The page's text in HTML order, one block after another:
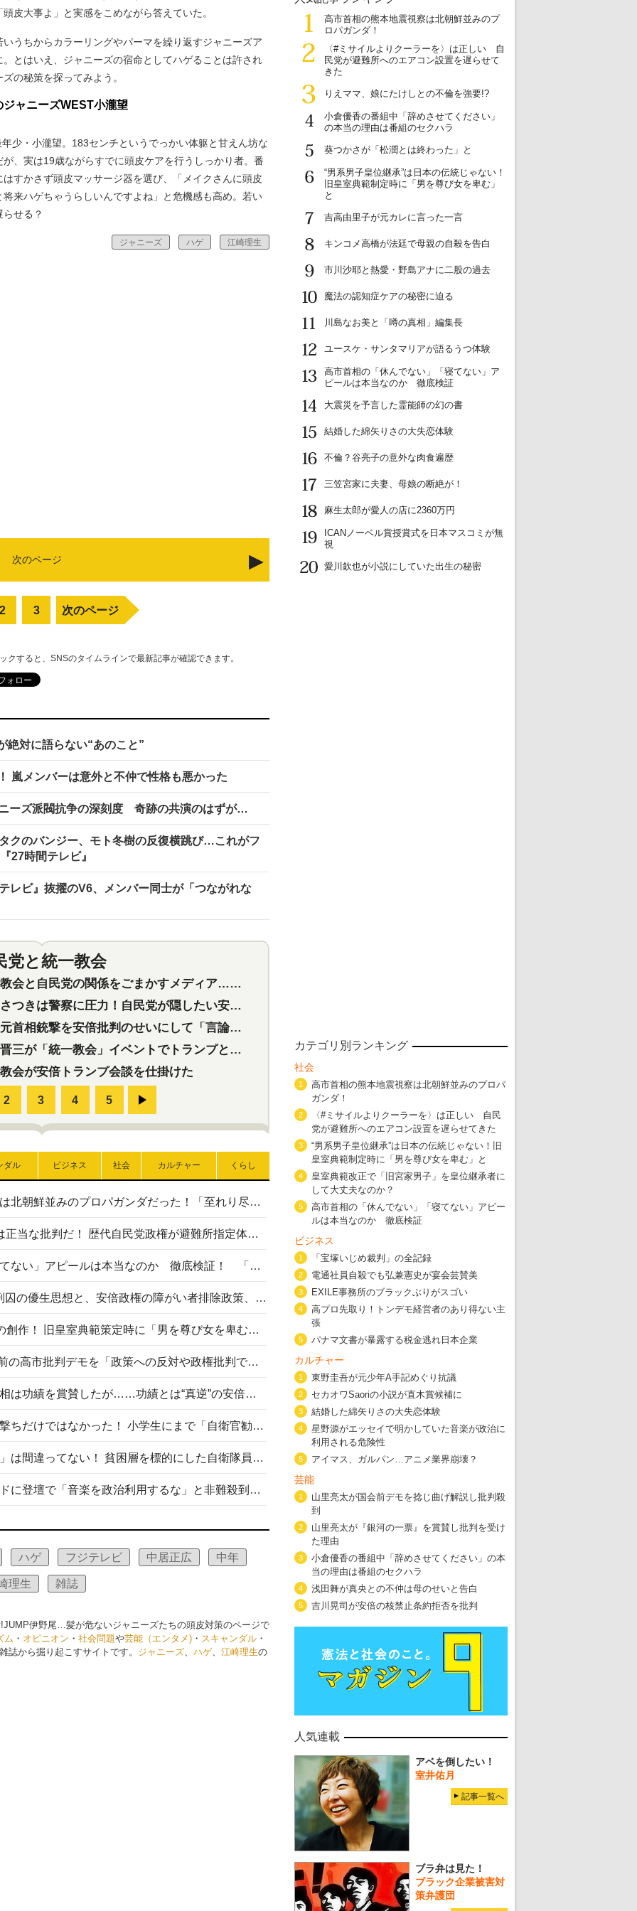
皮大事よ」と実感をこめながら答えていた。
うちからカラーリングやパーマを繰り返すジャニーズア
とはいえ、ジャニーズの宿命としてハゲることは許され
の秘策を探ってみよう。
ャニーズWEST小瀧望
少・小瀧望。183センチというでっかい体躯と甘えん坊な
、実は19歳ながらすでに頭皮ケアを行うしっかり者。番
すかさず頭皮マッサージ器を選び、「メイクさんに頭皮
来ハゲちゃうらしいんですよね」と危機感も高め。若い
せる？
ジャニーズ ハゲ 江崎理生
次のページ
3 次のページ
クすると、SNSのタイムラインで最新記事が確認できます。
対に語らない“あのこと”
嵐メンバーは意外と不仲で性格も悪かった
ーズ派閥抗争の深刻度 奇跡の共演のはずが…
クのバンジー、モト冬樹の反復横跳び…これがフ
27時間テレビ』
レビ』抜擢のV6、メンバー同士が「つながれな
党と統一教会
と自民党の関係をごまかすメディア…民放は有田芳生に発言自粛を要求
きは警察に圧力！自民党が隠したい安倍元首相と統一教会の深い関係
相銃撃を安倍批判のせいにして「言論封殺」に利用する自民党応援団
が「統一教会」イベントでトランプと演説！同性婚や夫婦別姓を攻撃
会が安倍トランプ会談を仕掛けた
・ 五輪関係者が入国当日、築地を散歩！
ダル ビジネス 社会 カルチャー くらし
高市首相の熊本地震避難所視察は北朝鮮並みのプロパガンダだった！「至れり尽くせり」の選ばれた避難所の一方で実態は…
〈#ミサイルよりクーラーを〉は正当な批判だ！ 歴代自民党政権が避難所指定体育館へのエアコン設置を遅らせてきた客観的事実
高市首相の「休んでない」「寝てない」アピールは本当なのか 徹底検証！ 「資料読み込み」「アイロンがけ」も矛盾だらけ…
相模原事件から10年──植松死刑囚の優生思想と、安倍政権の障がい者排除政策、右派勢力の差別主義との関係を改めて問う
“男系男子の皇位継承”は明治期の創作！ 旧皇室典範策定時に「男を尊び女を卑むの慣習、人民の脳髄」とトンデモ論で女性天皇を否定
山里亮太が『DayDay.』で国会前の高市批判デモを「政策への反対や政権批判でない」と捻じ曲げ解説 デモ参加者から批判殺到
安倍晋三元首相の命日で高市首相は功績を賞賛したが……功績とは“真逆”の安倍元首相のトンデモ発言を振り返る
自衛隊リクルートは貧困層狙い撃ちだけではなかった！ 小学生にまで「自衛官勧誘」目的のパンフレット作成
「自衛隊は経済的に厳しい子が」は間違ってない！ 貧困層を標的にした自衛隊員募集、やす子、山上被告も…日本でも進む“経済的徴兵制”
高市首相がミュージックアワードに登壇で「音楽を政治利用するな」と非難殺到！ MAJの国策的本質を批判する声も
ハゲ フジテレビ 中居正広 中年
理生 雑誌
伊野尾…髪が危ないジャニーズたちの頭皮対策のページで
ム ・ オピニオン ・ 社会問題や芸能（エンタメ) ・ スキャンダル ・
誌から掘り起こすサイトです。 ジャニーズ、 ハゲ、 江崎理生の
1
高市首相の熊本地震視察は北朝鮮並みのプ
ロパガンダ！
2
〈#ミサイルよりクーラーを〉は正しい 自
民党が避難所へのエアコン設置を遅らせて
きた
3
りえママ、娘にたけしとの不倫を強要!?
4
小倉優香の番組中「辞めさせてください」
の本当の理由は番組のセクハラ
5
葵つかさが「松潤とは終わった」と
6
“男系男子皇位継承”は日本の伝統じゃない！
旧皇室典範制定時に「男を尊び女を卑む」
と
7
吉高由里子が元カレに言った一言
8
キンコメ高橋が法廷で母親の自殺を告白
9
市川沙耶と熱愛・野島アナに二股の過去
10
魔法の認知症ケアの秘密に迫る
11
川島なお美と「噂の真相」編集長
12
ユースケ・サンタマリアが語るうつ体験
13
高市首相の「休んでない」「寝てない」ア
ピールは本当なのか 徹底検証
14
大震災を予言した霊能師の幻の書
15
結婚した綿矢りさの大失恋体験
16
不倫？谷亮子の意外な肉食遍歴
17
三笠宮家に夫妻、母娘の断絶が！
18
麻生太郎が愛人の店に2360万円
19
ICANノーベル賞授賞式を日本マスコミが無
視
20
愛川欽也が小説にしていた出生の秘密
カテゴリ別ランキング
社会
1
高市首相の熊本地震視察は北朝鮮並みのプロパ
ガンダ！
2
〈#ミサイルよりクーラーを〉は正しい 自民
党が避難所へのエアコン設置を遅らせてきた
3
“男系男子皇位継承”は日本の伝統じゃない！旧
皇室典範制定時に「男を尊び女を卑む」と
4
皇室典範改正で「旧宮家男子」を皇位継承者に
して大丈夫なのか？
5
高市首相の「休んでない」「寝てない」アピー
ルは本当なのか 徹底検証
ビジネス
1 「宝塚いじめ裁判」の全記録
2 電通社員自殺でも弘兼憲史が宴会芸賛美
3 EXILE事務所のブラックぶりがスゴい
4
高プロ先取り！トンデモ経営者のあり得ない主
張
5 パナマ文書が暴露する税金逃れ日本企業
カルチャー
1 東野圭吾が元少年A手記めぐり抗議
2 セカオワSaoriの小説が直木賞候補に
3 結婚した綿矢りさの大失恋体験
4
星野源がエッセイで明かしていた音楽が政治に
利用される危険性
5 アイマス、ガルパン…アニメ業界崩壊？
芸能
1
山里亮太が国会前デモを捻じ曲げ解説し批判殺
到
2
山里亮太が『銀河の一票』を賞賛し批判を受け
た理由
3
小倉優香の番組中「辞めさせてください」の本
当の理由は番組のセクハラ
4 浅田舞が真央との不仲は母のせいと告白
5 吉川晃司が安倍の核禁止条約拒否を批判
人気連載
アベを倒したい！
室井佑月
記事一覧へ
ブラ弁は見た！
ブラック企業被害対
策弁護団